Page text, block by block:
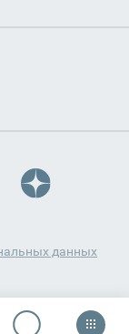
данных